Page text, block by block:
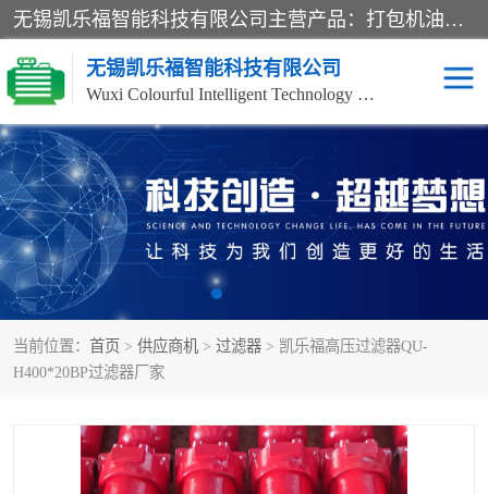
无锡凯乐福智能科技有限公司主营产品：打包机油泵、风冷式油冷却器、液压阀、液压泵、冷却器、过滤器及气动元器件。公司主导生产齿轮泵、齿轮马达、液压阀等产品。共计100多个系列、3000余种规格。覆盖了液压系统的动力元件、控制元件和执行元件，具备较强的成套供货、服务能力。
无锡凯乐福智能科技有限公司
Wuxi Colourful Intelligent Technology Co., Ltd
当前位置： 首页 > 供应商机 > 过滤器 > 凯乐福高压过滤器QU-
H400*20BP过滤器厂家
齿轮泵 机床冷却泵
风冷式油冷却器 叶片泵
液压马达
柱塞泵 方向阀
高压球阀 电机